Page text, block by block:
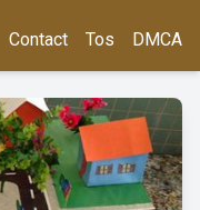
Contact Tos DMCA